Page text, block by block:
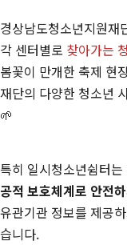
경상남도청소년지원재
각 센터별로 찾아가는
봄꽃이 만개한 축제 현
재단의 다양한 청소년
🌱
특히 일시청소년쉼터는
공적 보호체계로 안전
유관기관 정보를 제공
습니다.